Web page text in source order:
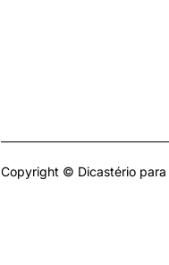
Copyright © Dicastério para